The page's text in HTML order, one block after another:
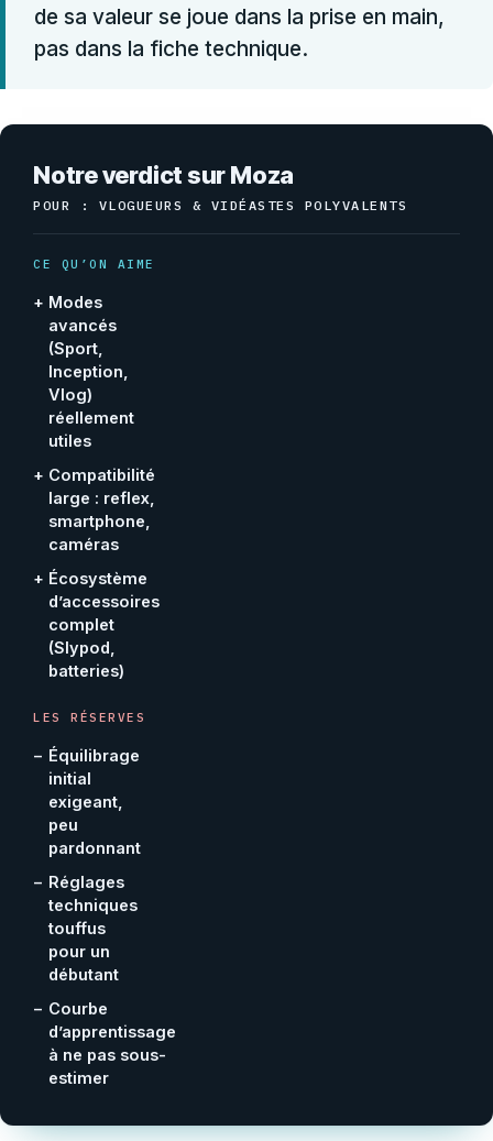
de sa valeur se joue dans la prise en main,
pas dans la fiche technique.
Notre verdict sur Moza
POUR : VLOGUEURS & VIDÉASTES POLYVALENTS
CE QU’ON AIME
+ Modes
avancés
(Sport,
Inception,
Vlog)
réellement
utiles
+ Compatibilité
large : reflex,
smartphone,
caméras
+ Écosystème
d’accessoires
complet
(Slypod,
batteries)
LES RÉSERVES
− Équilibrage
initial
exigeant,
peu
pardonnant
− Réglages
techniques
touffus
pour un
débutant
− Courbe
d’apprentissage
à ne pas sous-
estimer